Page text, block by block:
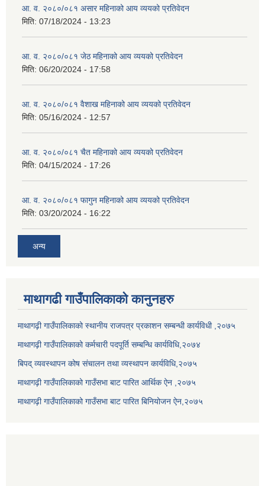
आ. व. २०८०/०८१ असार महिनाको आय व्ययको प्रतिवेदन
मिति: 07/18/2024 - 13:23
आ. व. २०८०/०८१ जेठ महिनाको आय व्ययको प्रतिवेदन
मिति: 06/20/2024 - 17:58
आ. व. २०८०/०८१ वैशाख महिनाको आय व्ययको प्रतिवेदन
मिति: 05/16/2024 - 12:57
आ. व. २०८०/०८१ चैत महिनाको आय व्ययको प्रतिवेदन
मिति: 04/15/2024 - 17:26
आ. व. २०८०/०८१ फागुन महिनाको आय व्ययको प्रतिवेदन
मिति: 03/20/2024 - 16:22
अन्य
माथागढी गाउँपालिकाको कानुनहरु
माथागढ़ी गाउँपालिकाको स्थानीय राजपत्र प्रकाशन सम्बन्धी कार्यविधी ,२०७५
माथागढ़ी गाउँपालिकाको कर्मचारी पदपूर्ति सम्बन्धि कार्यविधि,२०७४
बिपद् व्यवस्थापन कोष संचालन तथा व्यस्थापन कार्यविधि,२०७५
माथागढ़ी गाउँपालिकाको गाउँसभा बाट पारित आर्थिक ऐन ,२०७५
माथागढ़ी गाउँपालिकाको गाउँसभा बाट पारित बिनियोजन ऐन,२०७५